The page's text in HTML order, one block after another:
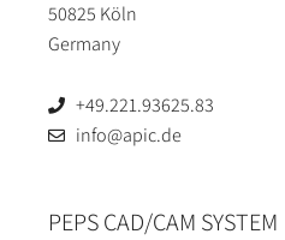
50825 Köln
Germany
+49.221.93625.83
info@apic.de
PEPS CAD/CAM SYSTEM